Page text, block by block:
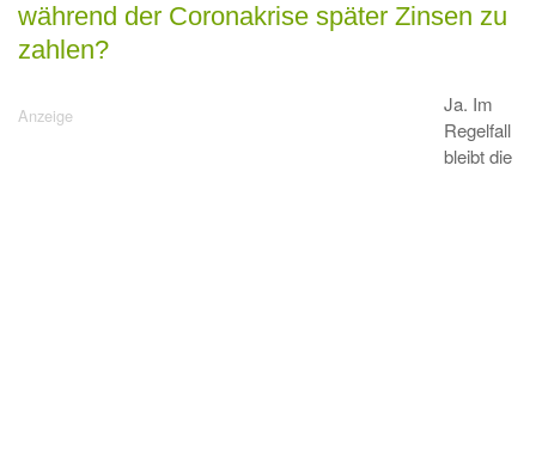
während der Coronakrise später Zinsen zu
zahlen?
Ja. Im
Regelfall
bleibt die